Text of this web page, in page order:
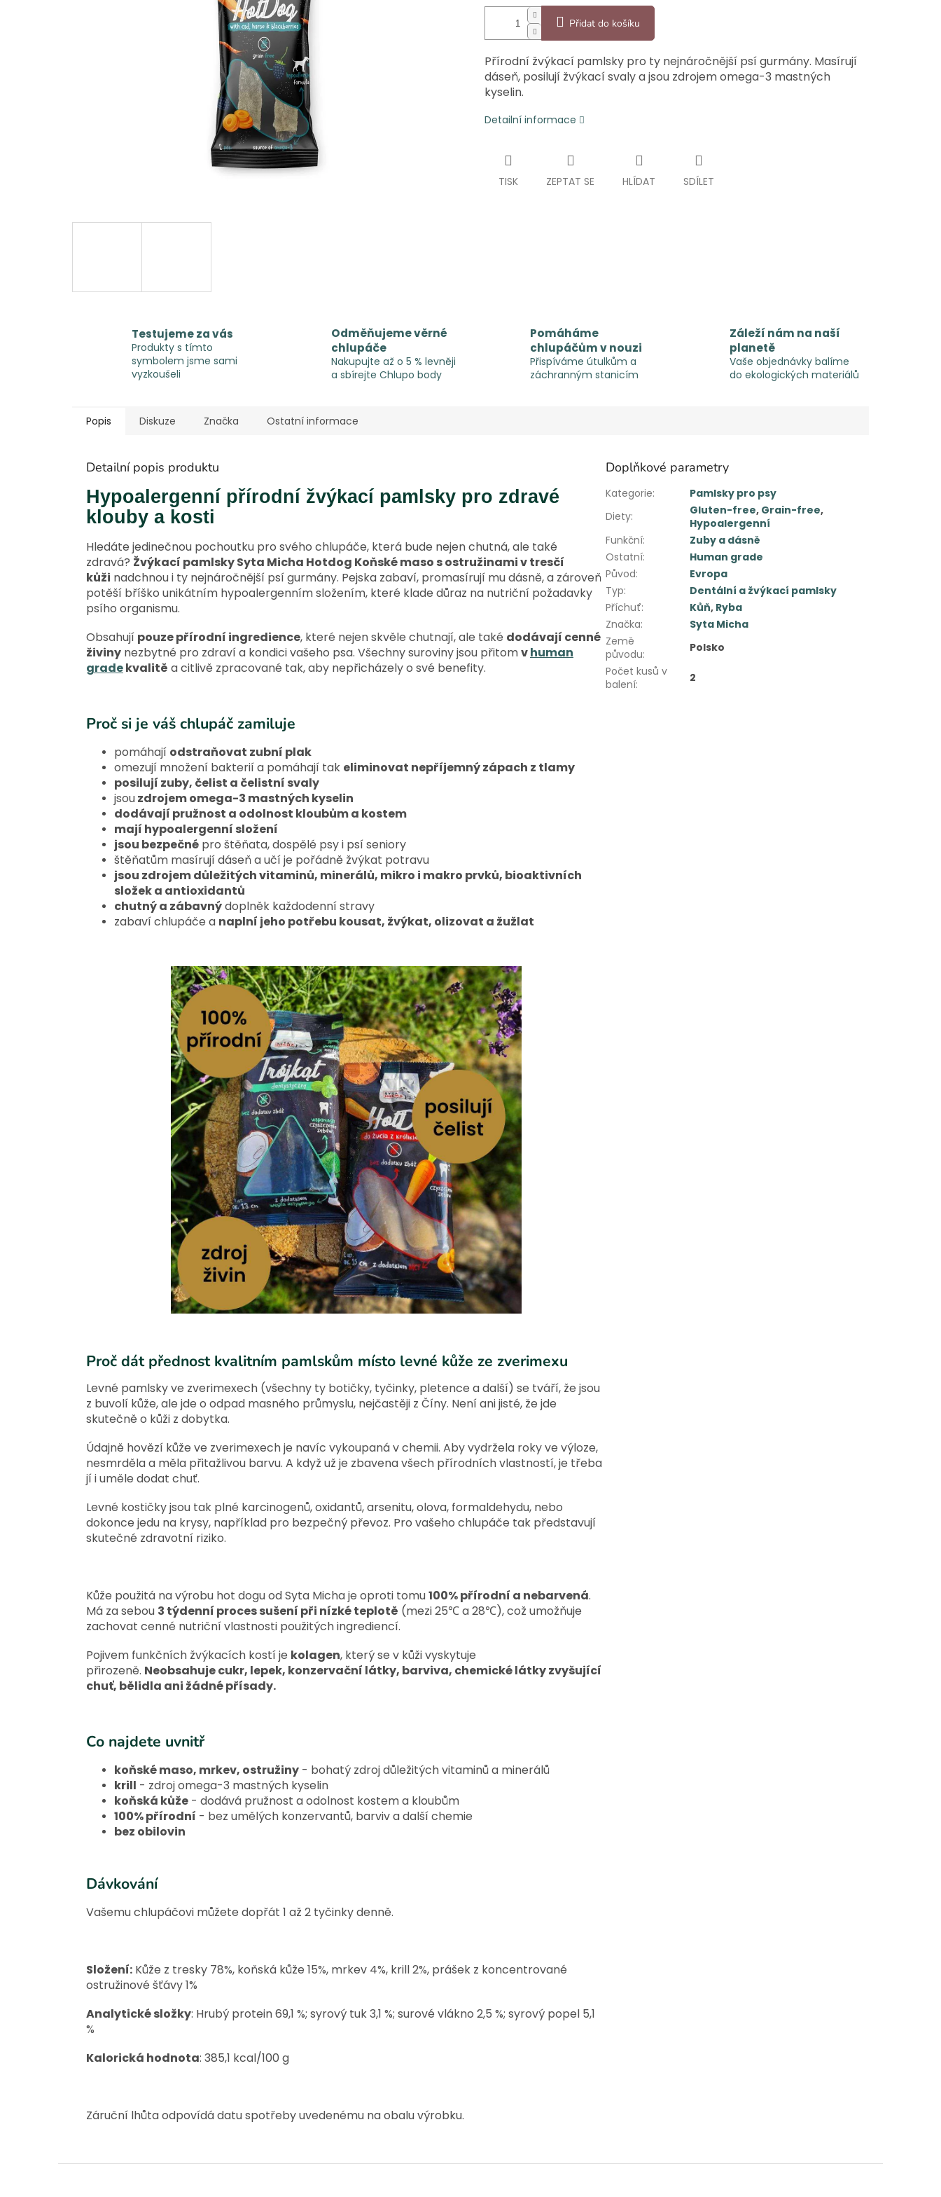
Přidat do košíku
Přírodní žvýkací pamlsky pro ty nejnáročnější psí gurmány. Masírují
dáseň, posilují žvýkací svaly a jsou zdrojem omega-3 mastných
kyselin.
Detailní informace
TISK ZEPTAT SE HLÍDAT SDÍLET
Testujeme za vás
Produkty s tímto
symbolem jsme sami
vyzkoušeli
Odměňujeme věrné
chlupáče
Nakupujte až o 5 % levněji
a sbírejte Chlupo body
Pomáháme
chlupáčům v nouzi
Přispíváme útulkům a
záchranným stanicím
Záleží nám na naší
planetě
Vaše objednávky balíme
do ekologických materiálů
Popis Diskuze Značka Ostatní informace
Detailní popis produktu
Hypoalergenní přírodní žvýkací pamlsky pro zdravé
klouby a kosti
Hledáte jedinečnou pochoutku pro svého chlupáče, která bude nejen chutná, ale také
zdravá? Žvýkací pamlsky Syta Micha Hotdog Koňské maso s ostružinami v tresčí
kůži nadchnou i ty nejnáročnější psí gurmány. Pejska zabaví, promasírují mu dásně, a zároveň
potěší bříško unikátním hypoalergenním složením, které klade důraz na nutriční požadavky
psího organismu.
Obsahují pouze přírodní ingredience, které nejen skvěle chutnají, ale také dodávají cenné
živiny nezbytné pro zdraví a kondici vašeho psa. Všechny suroviny jsou přitomvhuman
gradekvalitě a citlivě zpracované tak, aby nepřicházely o své benefity.
Proč si je váš chlupáč zamiluje
pomáhají odstraňovat zubní plak
omezují množení bakterií a pomáhají tak eliminovat nepříjemný zápach z tlamy
posilují zuby, čelist a čelistní svaly
jsouzdrojem omega-3 mastných kyselin
dodávají pružnost a odolnost kloubům a kostem
mají hypoalergenní složení
jsou bezpečné pro štěňata, dospělé psy i psí seniory
štěňatům masírují dáseň a učí je pořádně žvýkat potravu
jsou zdrojem důležitých vitaminů, minerálů, mikro i makro prvků, bioaktivních
složek a antioxidantů
chutný a zábavnýdoplněk každodenní stravy
zabaví chlupáče a naplní jeho potřebu kousat, žvýkat, olizovat a žužlat
Proč dát přednost kvalitním pamlskům místo levné kůže ze zverimexu
Levné pamlsky ve zverimexech (všechny ty botičky, tyčinky, pletence a další) se tváří, že jsou
z buvolí kůže, ale jde o odpad masného průmyslu, nejčastěji z Číny. Není ani jisté, že jde
skutečně o kůži z dobytka.
Údajně hovězí kůže ve zverimexech je navíc vykoupaná v chemii. Aby vydržela roky ve výloze,
nesmrděla a měla přitažlivou barvu. A když už je zbavena všech přírodních vlastností, je třeba
jí i uměle dodat chuť.
Levné kostičky jsou tak plné karcinogenů, oxidantů, arsenitu, olova, formaldehydu, nebo
dokonce jedu na krysy, například pro bezpečný převoz. Pro vašeho chlupáče tak představují
skutečné zdravotní riziko.
Kůže použitá na výrobu hot dogu od Syta Micha je oproti tomu100% přírodní a nebarvená.
Má za sebou 3 týdenní proces sušení při nízké teplotě (mezi 25℃ a 28℃), což umožňuje
zachovat cenné nutriční vlastnosti použitých ingrediencí.
Pojivem funkčních žvýkacích kostí je kolagen, který se v kůži vyskytuje
přirozeně. Neobsahuje cukr, lepek, konzervační látky, barviva, chemické látky zvyšující
chuť, bělidla ani žádné přísady.
Co najdete uvnitř
koňské maso, mrkev, ostružiny - bohatý zdroj důležitých vitaminů a minerálů
krill - zdroj omega-3 mastných kyselin
koňská kůže - dodává pružnost a odolnost kostem a kloubům
100% přírodní - bez umělých konzervantů, barviv a další chemie
bez obilovin
Dávkování
Vašemu chlupáčovi můžete dopřát 1 až 2 tyčinky denně.
Složení: Kůže z tresky 78%, koňská kůže 15%, mrkev 4%, krill 2%, prášek z koncentrované
ostružinové šťávy 1%
Analytické složky: Hrubý protein 69,1 %; syrový tuk 3,1 %; surové vlákno 2,5 %; syrový popel 5,1
%
Kalorická hodnota: 385,1 kcal/100 g
Záruční lhůta odpovídá datu spotřeby uvedenému na obalu výrobku.
Doplňkové parametry
Kategorie:
Pamlsky pro psy
Diety: Gluten-free, Grain-free,
Hypoalergenní
Funkční:
Zuby a dásně
Ostatní:
Human grade
Původ:
Evropa
Typ:
Dentální a žvýkací pamlsky
Příchuť: Kůň, Ryba
Značka:
Syta Micha
Země
původu:
Polsko
Počet kusů v
balení: 2